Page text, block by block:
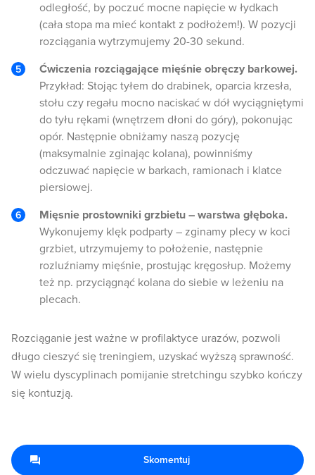
odległość, by poczuć mocne napięcie w łydkach
(cała stopa ma mieć kontakt z podłożem!). W pozycji
rozciągania wytrzymujemy 20-30 sekund.
Ćwiczenia rozciągające mięśnie obręczy barkowej.
Przykład: Stojąc tyłem do drabinek, oparcia krzesła,
stołu czy regału mocno naciskać w dół wyciągniętymi
do tyłu rękami (wnętrzem dłoni do góry), pokonując
opór. Następnie obniżamy naszą pozycję
(maksymalnie zginając kolana), powinniśmy
odczuwać napięcie w barkach, ramionach i klatce
piersiowej.
Mięsnie prostowniki grzbietu – warstwa głęboka.
Wykonujemy klęk podparty – zginamy plecy w koci
grzbiet, utrzymujemy to położenie, następnie
rozluźniamy mięśnie, prostując kręgosłup. Możemy
też np. przyciągnąć kolana do siebie w leżeniu na
plecach.
Rozciąganie jest ważne w profilaktyce urazów, pozwoli
długo cieszyć się treningiem, uzyskać wyższą sprawność.
W wielu dyscyplinach pomijanie stretchingu szybko kończy
się kontuzją.
Skomentuj